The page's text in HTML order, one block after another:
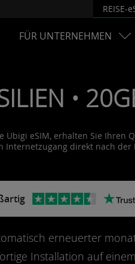
REISE-
FÜR UNTERNEHMEN
•
eSIM, erhalten Sie Ihren
Internetzugang direkt nach der
erneuerter
Installation auf